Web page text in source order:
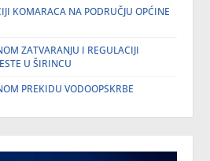
KOMARACA NA PODRUČJU OPĆINE
ZATVARANJU I REGULACIJI
U ŠIRINCU
PREKIDU VODOOPSKRBE